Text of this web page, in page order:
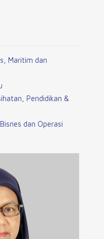
Maritim dan
Pendidikan &
dan Operasi